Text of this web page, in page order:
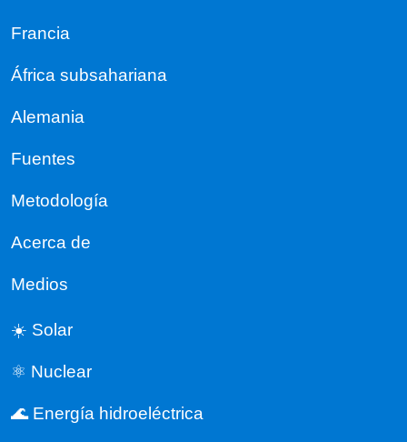
Francia
África subsahariana
Alemania
Fuentes
Metodología
Acerca de
Medios
☀️ Solar
⚛️ Nuclear
🌊 Energía hidroeléctrica